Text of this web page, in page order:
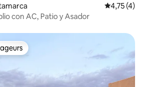
Évaluation
4,75 (4)
con AC, Patio y Asador